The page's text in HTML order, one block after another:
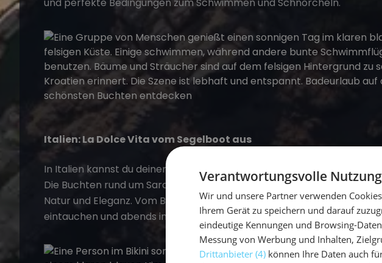
und perfekte Bedingungen zum Schwimmen und Schnorcheln.
Italien: La Dolce Vita vom Segelboot aus
In Italien kannst du deinen Badeurlaub auf dem Segelboot mit
Die Buchten rund um Sardinien, wie Cala Luna oder Cala Brandinchi,
Natur und Eleganz. Vom Boot aus kannst du die Küste erkunden, in
eintauchen und abends in kleinen Küstendörfern frische italienische
Verantwortungsvolle
Wir und unsere Partner verwenden
Ihrem Gerät zu speichern und darauf
eindeutige Kennungen und Browsing-
Messung von Werbung und Inhalten,
Drittanbieter (4) können Ihre Daten auch